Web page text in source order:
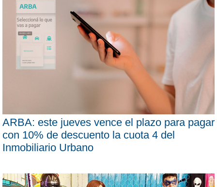
ARBA: este jueves vence el plazo para pagar
con 10% de descuento la cuota 4 del
Inmobiliario Urbano